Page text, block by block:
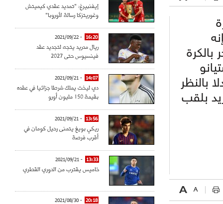
بالكرة
بالنظر
بلقب
إيفنبيرغ: "تمديد عقدي كيميتش
وغوريتزكا رسالة لأوروبا"
16:20
- 2021/09/22
ريال مدريد يتجه لتجديد عقد
فينسيوس حتى 2027
14:07
- 2021/09/21
دي ليخت يملك شرطا جزائيا في عقده
بقيمة 150 مليون أورو
13:56
- 2021/09/21
ريكي بويغ يتمنى رحيل كومان في
أقرب فرصة
13:33
- 2021/09/21
خاميس يقترب من الدوري القطري
20:18
- 2021/08/30